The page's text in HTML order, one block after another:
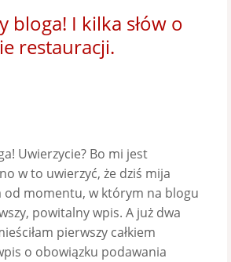
bloga! I kilka słów o
restauracji.
Uwierzycie? Bo mi jest
w to uwierzyć, że dziś mija
od momentu, w którym na blogu
powitalny wpis. A już dwa
pierwszy całkiem
o obowiązku podawania